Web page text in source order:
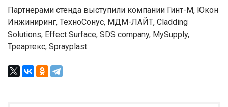
Партнерами стенда выступили компании Гинт-М, Юкон
Инжиниринг, ТехноСонус, МДМ-ЛАЙТ, Cladding
Solutions, Effect Surface, SDS company, MySupply,
Треартекс, Sprayplast.